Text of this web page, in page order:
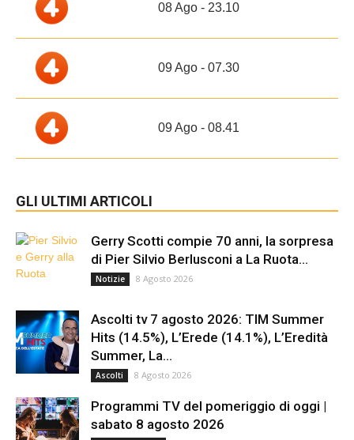
08 Ago - 23.10
09 Ago - 07.30
09 Ago - 08.41
GLI ULTIMI ARTICOLI
Gerry Scotti compie 70 anni, la sorpresa
di Pier Silvio Berlusconi a La Ruota...
Notizie 8 Agosto 2026
Ascolti tv 7 agosto 2026: TIM Summer
Hits (14.5%), L’Erede (14.1%), L’Eredità
Summer, La...
Ascolti 8 Agosto 2026
Programmi TV del pomeriggio di oggi |
sabato 8 agosto 2026